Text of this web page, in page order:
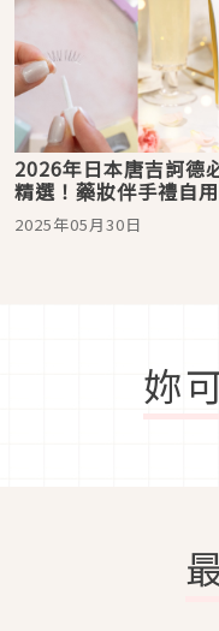
2026年日本唐吉訶德
精選！藥妝伴手禮自
宜高CP商品一次買齊不
悔就看這篇
2025年05月30日
妳